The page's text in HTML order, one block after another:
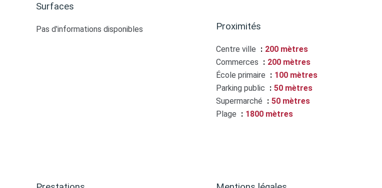
Surfaces
Pas d'informations disponibles Proximités
Centre ville
200 mètres
Commerces
200 mètres
École primaire
100 mètres
Parking public
50 mètres
Supermarché
50 mètres
Plage
1800 mètres